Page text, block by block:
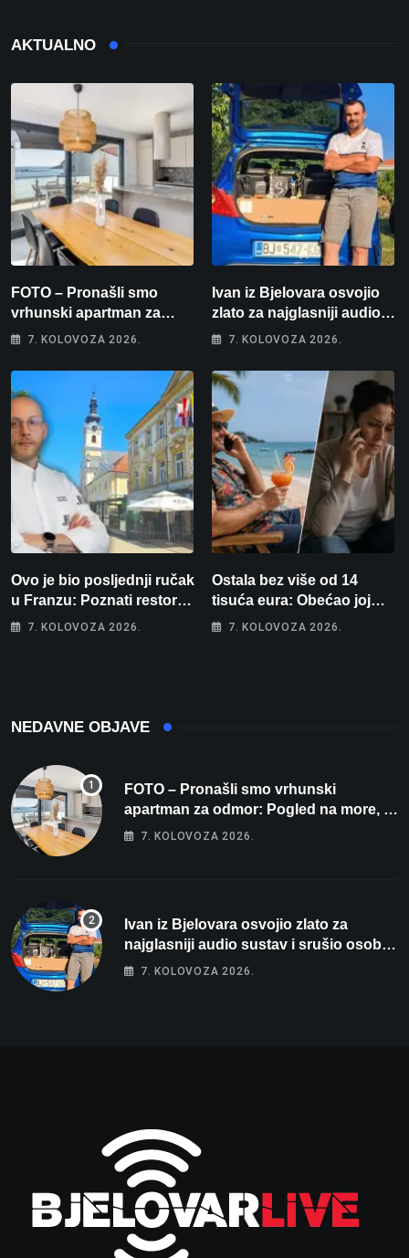
AKTUALNO
FOTO – Pronašli smo
vrhunski apartman za
odmor: Pogled na more, tri
osvaja
7. KOLOVOZA 2026.
Ivan iz Bjelovara osvojio
zlato za najglasniji audio
sustav i srušio osobni
7. KOLOVOZA 2026.
Ovo je bio posljednji ručak
u Franzu: Poznati restoran
otišao u povijest, a
7. KOLOVOZA 2026.
Ostala bez više od 14
tisuća eura: Obećao joj
auto za tjedan dana, a
7. KOLOVOZA 2026.
NEDAVNE OBJAVE
FOTO – Pronašli smo vrhunski
apartman za odmor: Pogled na more, tri
spavaće sobe i terasa koja osvaja
7. KOLOVOZA 2026.
Ivan iz Bjelovara osvojio zlato za
najglasniji audio sustav i srušio osobni
rekord od čak 145,9 dB!
7. KOLOVOZA 2026.